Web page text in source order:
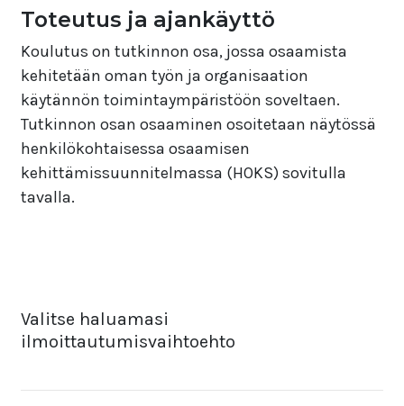
Toteutus ja ajankäyttö
Koulutus on tutkinnon osa, jossa osaamista
kehitetään oman työn ja organisaation
käytännön toimintaympäristöön soveltaen.
Tutkinnon osan osaaminen osoitetaan näytössä
henkilökohtaisessa osaamisen
kehittämissuunnitelmassa (HOKS) sovitulla
tavalla.
Valitse haluamasi
ilmoittautumisvaihtoehto